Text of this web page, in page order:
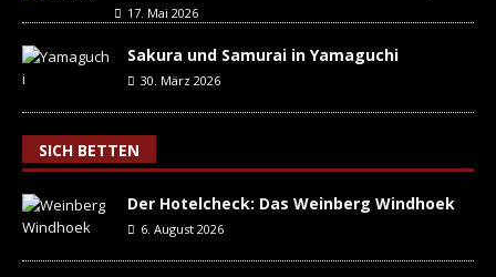
17. Mai 2026
Sakura und Samurai in Yamaguchi
30. März 2026
SICH BETTEN
Der Hotelcheck: Das Weinberg Windhoek
6. August 2026